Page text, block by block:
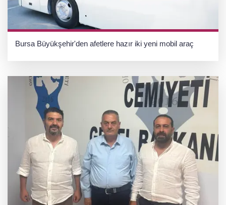
Bursa Büyükşehir'den afetlere hazır iki yeni mobil araç